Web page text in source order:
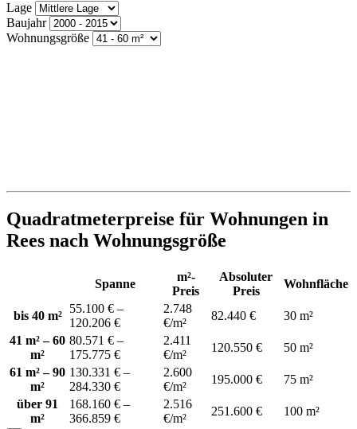
Lage
Baujahr
Wohnungsgröße
Quadratmeterpreise für Wohnungen in
Rees nach Wohnungsgröße
Spanne
m²-
Preis
Absoluter
Preis
Wohnfläche
bis 40 m²
55.100 € –
120.206 €
2.748
€/m²
82.440 €
30 m²
41 m² – 60
m²
80.571 € –
175.775 €
2.411
€/m²
120.550 €
50 m²
61 m² – 90
m²
130.331 € –
284.330 €
2.600
€/m²
195.000 €
75 m²
über 91
m²
168.160 € –
366.859 €
2.516
€/m²
251.600 € 100 m²